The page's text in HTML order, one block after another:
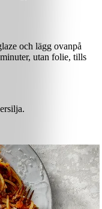
och lägg ovanpå
utan folie, tills